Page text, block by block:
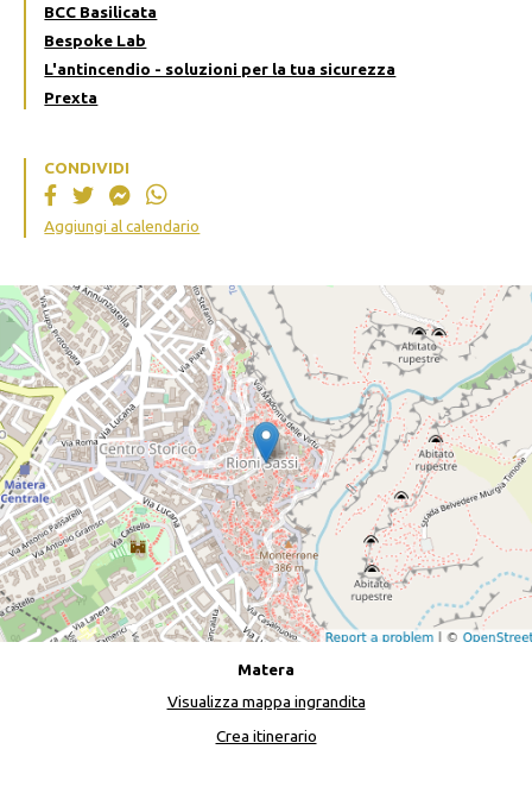
BCC Basilicata
Bespoke Lab
L'antincendio - soluzioni per la tua sicurezza
Prexta
CONDIVIDI
Aggiungi al calendario
Matera
Visualizza mappa ingrandita
Crea itinerario